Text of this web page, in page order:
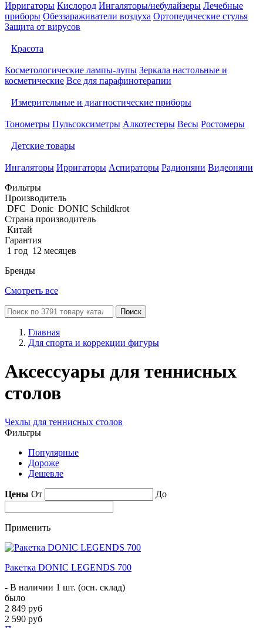
Ирригаторы Кислород Ингаляторы/небулайзеры Лечебные
приборы Обеззараживатели воздуха Ортопедические стулья
Защита от вирусов
Красота
Косметологические лампы-лупы Зеркала настольные и
косметические Все для парафинотерапии
Измерительные и диагностические приборы
Тонометры Пульсоксиметры Алкотестеры Весы Ростомеры
Детские товары
Ингаляторы Ирригаторы Аспираторы Радионяни Видеоняни
Фильтры
Производитель
DFC Donic DONIC Schildkrot
Страна производитель
Китай
Гарантия
1 год 12 месяцев
Бренды
Смотреть все
Поиск
Главная
Для спорта и коррекции фигуры
Аксессуары для теннисных
столов
Чехлы для теннисных столов
Фильтры
Популярные
Дороже
Дешевле
Цены От До
Применить
Ракетка DONIC LEGENDS 700
- В наличии 1 шт. (осн. склад)
было
2 849 руб
2 590 руб